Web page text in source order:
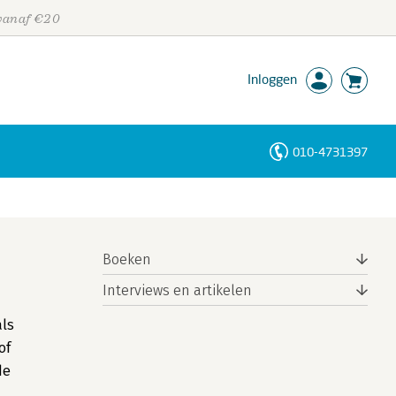
€20
Inloggen
010-4731397
Boeken
Interviews en artikelen
Personen